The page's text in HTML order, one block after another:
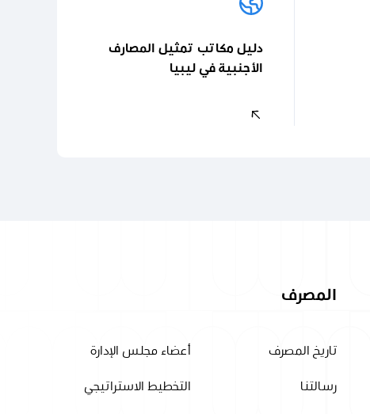
دليل مكاتب تمثيل المصارف
الأجنبية في ليبيا
المصرف
تاريخ المصرف أعضاء مجلس الإدارة
رسالتنا التخطيط الاستراتيجي